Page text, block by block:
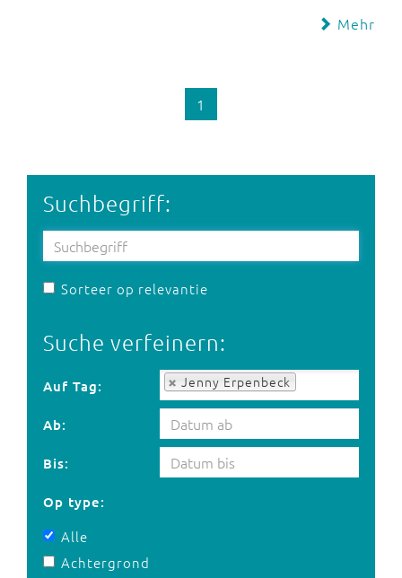
Mehr
1
Suchbegriff:
Sorteer op relevantie
Suche verfeinern:
Auf Tag: Jenny Erpenbeck
Auf Tag:
Ab:
Bis:
Op type:
Alle
Achtergrond